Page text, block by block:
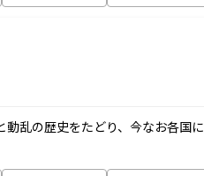
動乱の歴史をたどり、今なお各国に